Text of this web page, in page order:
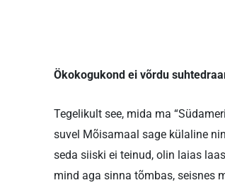
Ökokogukond ei võrdu
Tegelikult see, mida ma
suvel Mõisamaal sage külaline
seda siiski ei teinud, olin laias
mind aga sinna tõmbas, seisnes